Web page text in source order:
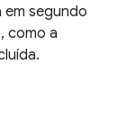
segundo
como a